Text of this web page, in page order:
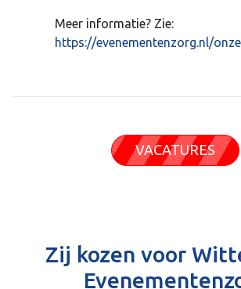
Meer informatie? Zie:
https://evenementenzorg.nl/
VACATURES
Zij kozen voor